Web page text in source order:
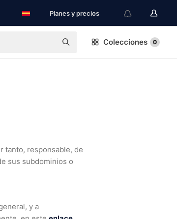
Planes y precios
Colecciones 0
tanto, responsable, de
sus subdominios o
y a